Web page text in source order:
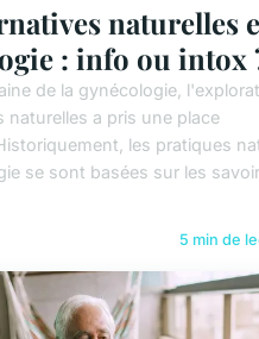
naturelles
: info ou intox
de la gynécologie,
naturelles a pris une place
les pratiques
se sont basées sur les
5 min de